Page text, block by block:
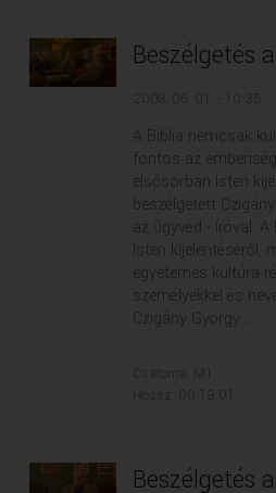
Beszélgetés
A Biblia nemcsak
fontos az
elsősorban Isten
beszélgetett
az ügyvéd - íróval.
Isten kijelentéséről,
egyetemes kultúra
személyekkel és
Czigány György....
Csatorna: M1
Hossz: 00:13:01
Beszélgetés